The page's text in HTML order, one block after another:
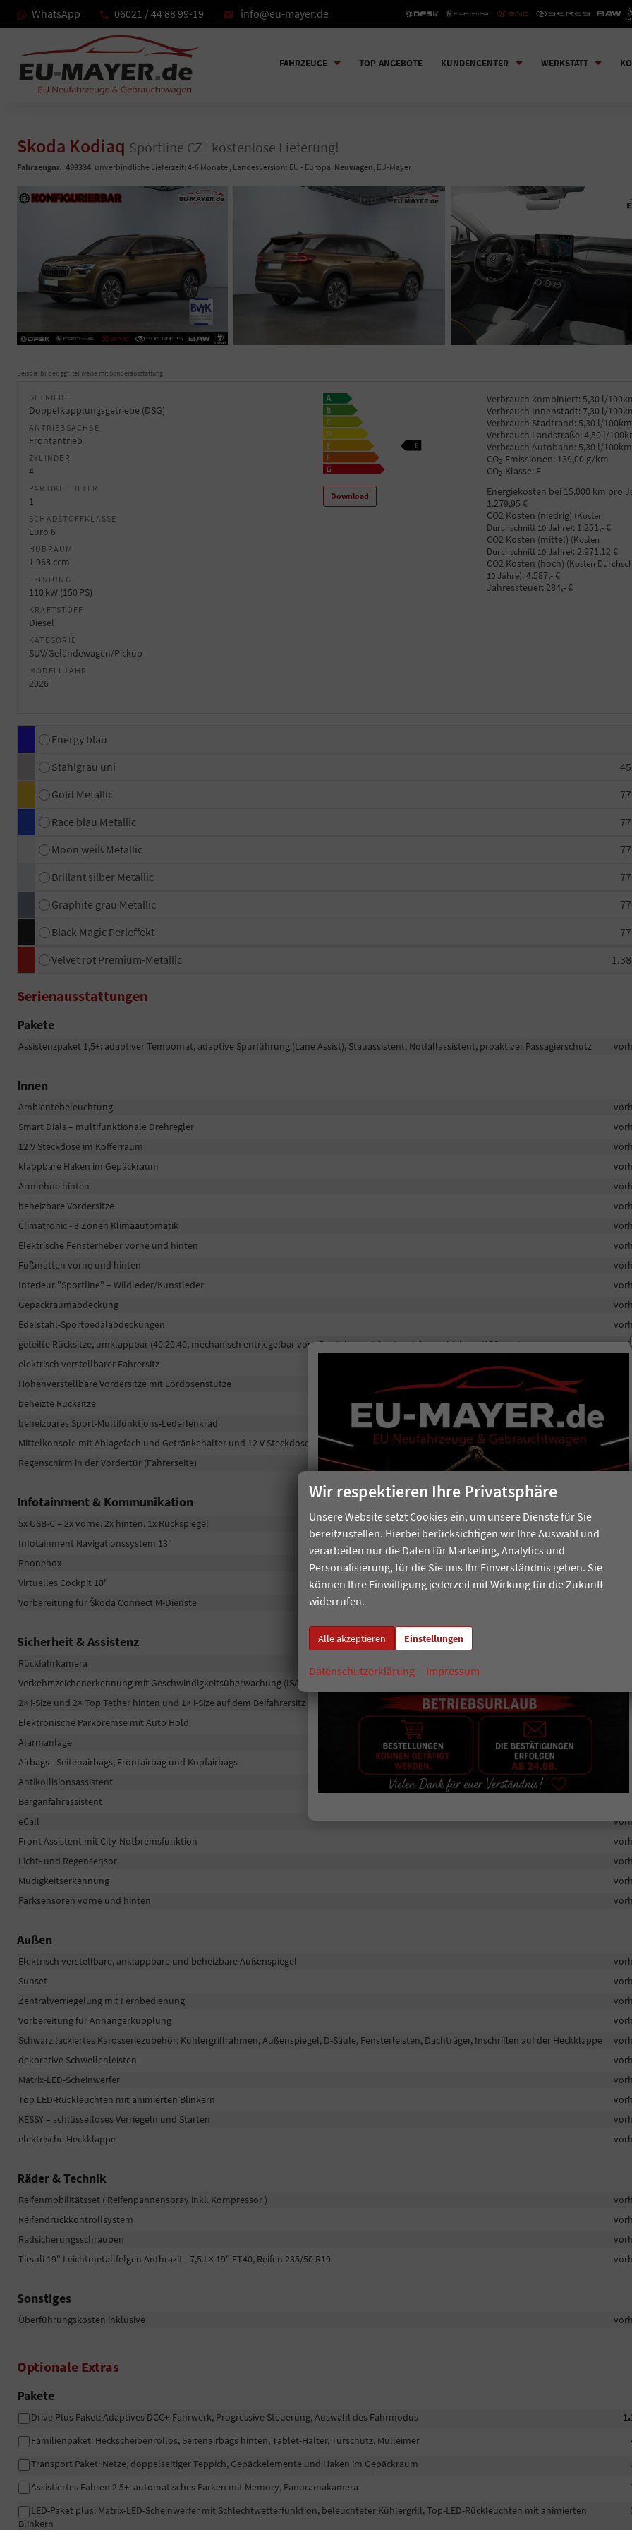
WhatsApp 06021 / 44 88 99-19 info@eu-mayer.de
FAHRZEUGE TOP-ANGEBOTE KUNDENCENTER WERKSTATT
Skoda Kodiaq Sportline CZ | kostenlose Lieferung!
Fahrzeugnr.: 499334, unverbindliche Lieferzeit: 4-6 Monate , Landesversion: EU - Europa, Neuwagen, EU-Mayer
Beispielbilder, ggf. teilweise mit Sonderausstattung
GETRIEBE
Doppelkupplungsgetriebe (DSG)
ANTRIEBSACHSE
Frontantrieb
ZYLINDER
4
PARTIKELFILTER
1
SCHADSTOFFKLASSE
Euro 6
HUBRAUM
1.968 ccm
LEISTUNG
110 kW (150 PS)
KRAFTSTOFF
Diesel
KATEGORIE
SUV/Geländewagen/Pickup
MODELLJAHR
2026
Verbrauch kombiniert: 5,30 l/
Verbrauch Innenstadt: 7,30 l/
Verbrauch Stadtrand: 5,30 l/100km
Verbrauch Landstraße: 4,50 l/
Verbrauch Autobahn: 5,30 l/100km
CO2-Emissionen: 139,00 g/km
CO2-Klasse: E
Download
Energiekosten bei 15.000 km pro
1.279,95 €
CO2 Kosten (niedrig) (Kosten
Durchschnitt 10 Jahre): 1.251,- €
CO2 Kosten (mittel) (Kosten
Durchschnitt 10 Jahre): 2.971,12 €
CO2 Kosten (hoch) (Kosten
10 Jahre): 4.587,- €
Jahressteuer: 284,- €
Energy blau
Stahlgrau uni
Gold Metallic
Race blau Metallic
Moon weiß Metallic
Brillant silber Metallic
Graphite grau Metallic
Black Magic Perleffekt
Velvet rot Premium-Metallic
Serienausstattungen
Pakete
Assistenzpaket 1,5+: adaptiver Tempomat, adaptive Spurführung (Lane Assist), Stauassistent, Notfallassistent, proaktiver Passagierschutz
Innen
Ambientebeleuchtung
Smart Dials – multifunktionale Drehregler
12 V Steckdose im Kofferraum
klappbare Haken im Gepäckraum
Armlehne hinten
beheizbare Vordersitze
Climatronic - 3 Zonen Klimaautomatik
Elektrische Fensterheber vorne und hinten
Fußmatten vorne und hinten
Interieur "Sportline" – Wildleder/Kunstleder
Gepäckraumabdeckung
Edelstahl-Sportpedalabdeckungen
geteilte Rücksitze, umklappbar (40:20:40, mechanisch entriegelbar vom Gepäckraum), horizontal verschiebbar (180 mm)
elektrisch verstellbarer Fahrersitz
Höhenverstellbare Vordersitze mit Lordosenstütze
beheizte Rücksitze
beheizbares Sport-Multifunktions-Lederlenkrad
Mittelkonsole mit Ablagefach und Getränkehalter und 12 V Steckdose
Regenschirm in der Vordertür (Fahrerseite)
Infotainment & Kommunikation
5x USB-C – 2x vorne, 2x hinten, 1x Rückspiegel
Infotainment Navigationssystem 13"
Phonebox
Virtuelles Cockpit 10"
Vorbereitung für Škoda Connect M-Dienste
Sicherheit & Assistenz
Rückfahrkamera
Verkehrszeichenerkennung mit Geschwindigkeitsüberwachung (ISA)
2× i-Size und 2× Top Tether hinten und 1× i-Size auf dem Beifahrersitz
Elektronische Parkbremse mit Auto Hold
Alarmanlage
Airbags - Seitenairbags, Frontairbag und Kopfairbags
Antikollisionsassistent
Berganfahrassistent
eCall
Front Assistent mit City-Notbremsfunktion
Licht- und Regensensor
Müdigkeitserkennung
Parksensoren vorne und hinten
Außen
Elektrisch verstellbare, anklappbare und beheizbare Außenspiegel
Sunset
Zentralverriegelung mit Fernbedienung
Vorbereitung für Anhängerkupplung
Schwarz lackiertes Karosseriezubehör: Kühlergrillrahmen, Außenspiegel, D-Säule, Fensterleisten, Dachträger, Inschriften auf der Heckklappe
dekorative Schwellenleisten
Matrix-LED-Scheinwerfer
Top LED-Rückleuchten mit animierten Blinkern
KESSY – schlüsselloses Verriegeln und Starten
elektrische Heckklappe
Räder & Technik
Reifenmobilitätsset ( Reifenpannenspray inkl. Kompressor )
Reifendruckkontrollsystem
Radsicherungsschrauben
Tirsuli 19" Leichtmetallfelgen Anthrazit - 7,5J × 19" ET40, Reifen 235/50 R19
Sonstiges
Überführungskosten inklusive
Optionale Extras
Pakete
Drive Plus Paket: Adaptives DCC+-Fahrwerk, Progressive Steuerung, Auswahl des Fahrmodus
Familienpaket: Heckscheibenrollos, Seitenairbags hinten, Tablet-Halter, Türschutz, Mülleimer
Transport Paket: Netze, doppelseitiger Teppich, Gepäckelemente und Haken im Gepäckraum
Assistiertes Fahren 2.5+: automatisches Parken mit Memory, Panoramakamera
LED-Paket plus: Matrix-LED-Scheinwerfer mit Schlechtwetterfunktion, beleuchteter Kühlergrill, Top-LED-Rückleuchten mit animierten
Blinkern
Wir respektieren Ihre Privatsphäre
Unsere Website setzt Cookies ein, um unsere Dienste für Sie
bereitzustellen. Hierbei berücksichtigen wir Ihre Auswahl und
verarbeiten nur die Daten für Marketing, Analytics und
Personalisierung, für die Sie uns Ihr Einverständnis geben. Sie
können Ihre Einwilligung jederzeit mit Wirkung für die Zukunft
widerrufen.
Alle akzeptieren Einstellungen
Datenschutzerklärung Impressum